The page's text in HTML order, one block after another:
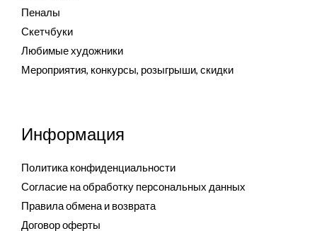
Пеналы
Скетчбуки
Любимые художники
Мероприятия, конкурсы, розыгрыши, скидки
Информация
Политика конфиденциальности
Согласие на обработку персональных данных
Правила обмена и возврата
Договор оферты